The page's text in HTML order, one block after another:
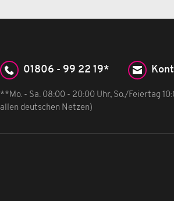
01806 - 99 22 19*
**Mo. - Sa. 08:00 - 20:00 Uhr, So./Feiertag
allen deutschen Netzen)